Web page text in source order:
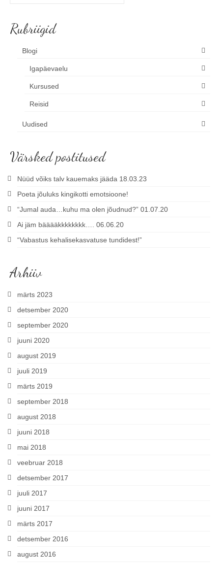
Rubriigid
Blogi
Igapäevaelu
Kursused
Reisid
Uudised
Värsked postitused
Nüüd võiks talv kauemaks jääda 18.03.23
Poeta jõuluks kingikotti emotsioone!
“Jumal auda…kuhu ma olen jõudnud?” 01.07.20
Ai jäm bääääkkkkkkkk…. 06.06.20
“Vabastus kehalisekasvatuse tundidest!”
Arhiiv
märts 2023
detsember 2020
september 2020
juuni 2020
august 2019
juuli 2019
märts 2019
september 2018
august 2018
juuni 2018
mai 2018
veebruar 2018
detsember 2017
juuli 2017
juuni 2017
märts 2017
detsember 2016
august 2016